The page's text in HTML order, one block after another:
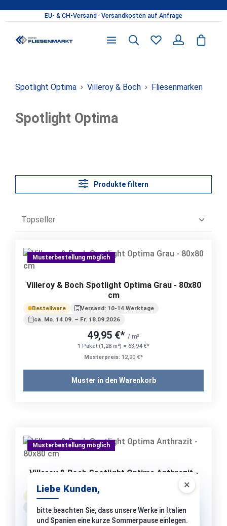
Zum Hauptinhalt springen
Du hast 0 Produkte
×
Liebe Kunden,
bitte beachten Sie, dass unsere Werke in Italien
und Spanien eine kurze Sommerpause einlegen.
Fliesenmarken
Villeroy & Boch
Spotlight Optima
Spotlight Optima
Produkte filtern
Musterbestellung möglich
Villeroy & Boch Spotlight Optima Grau - 80x80
cm
Bestellware
Versand: 10-14 Werktage
ca. Mo. 14.09. – Fr. 18.09.2026
49,95 €* / m²
1 Paket (1,28 m²) = 63,94 €*
Musterpreis: 12,90 €*
Muster in den Warenkorb
Musterbestellung möglich
Villeroy & Boch Spotlight Optima Anthrazit -
Versand: 10-14 Werktage
ca. Mo. 14.09. – Fr. 18.09.2026
49,95 €* / m²